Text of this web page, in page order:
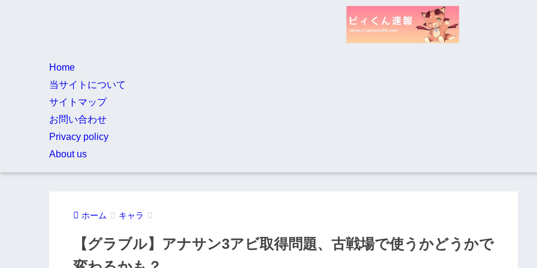
Home
当サイトについて
サイトマップ
お問い合わせ
Privacy policy
About us
ホーム キャラ
【グラブル】アナサン3アビ取得問題、古戦場で使うかどうかで